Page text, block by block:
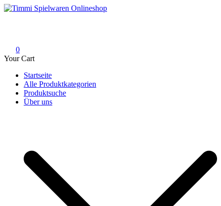
Skip
0
Your Cart
Startseite
Alle Produktkategorien
Produktsuche
Über uns